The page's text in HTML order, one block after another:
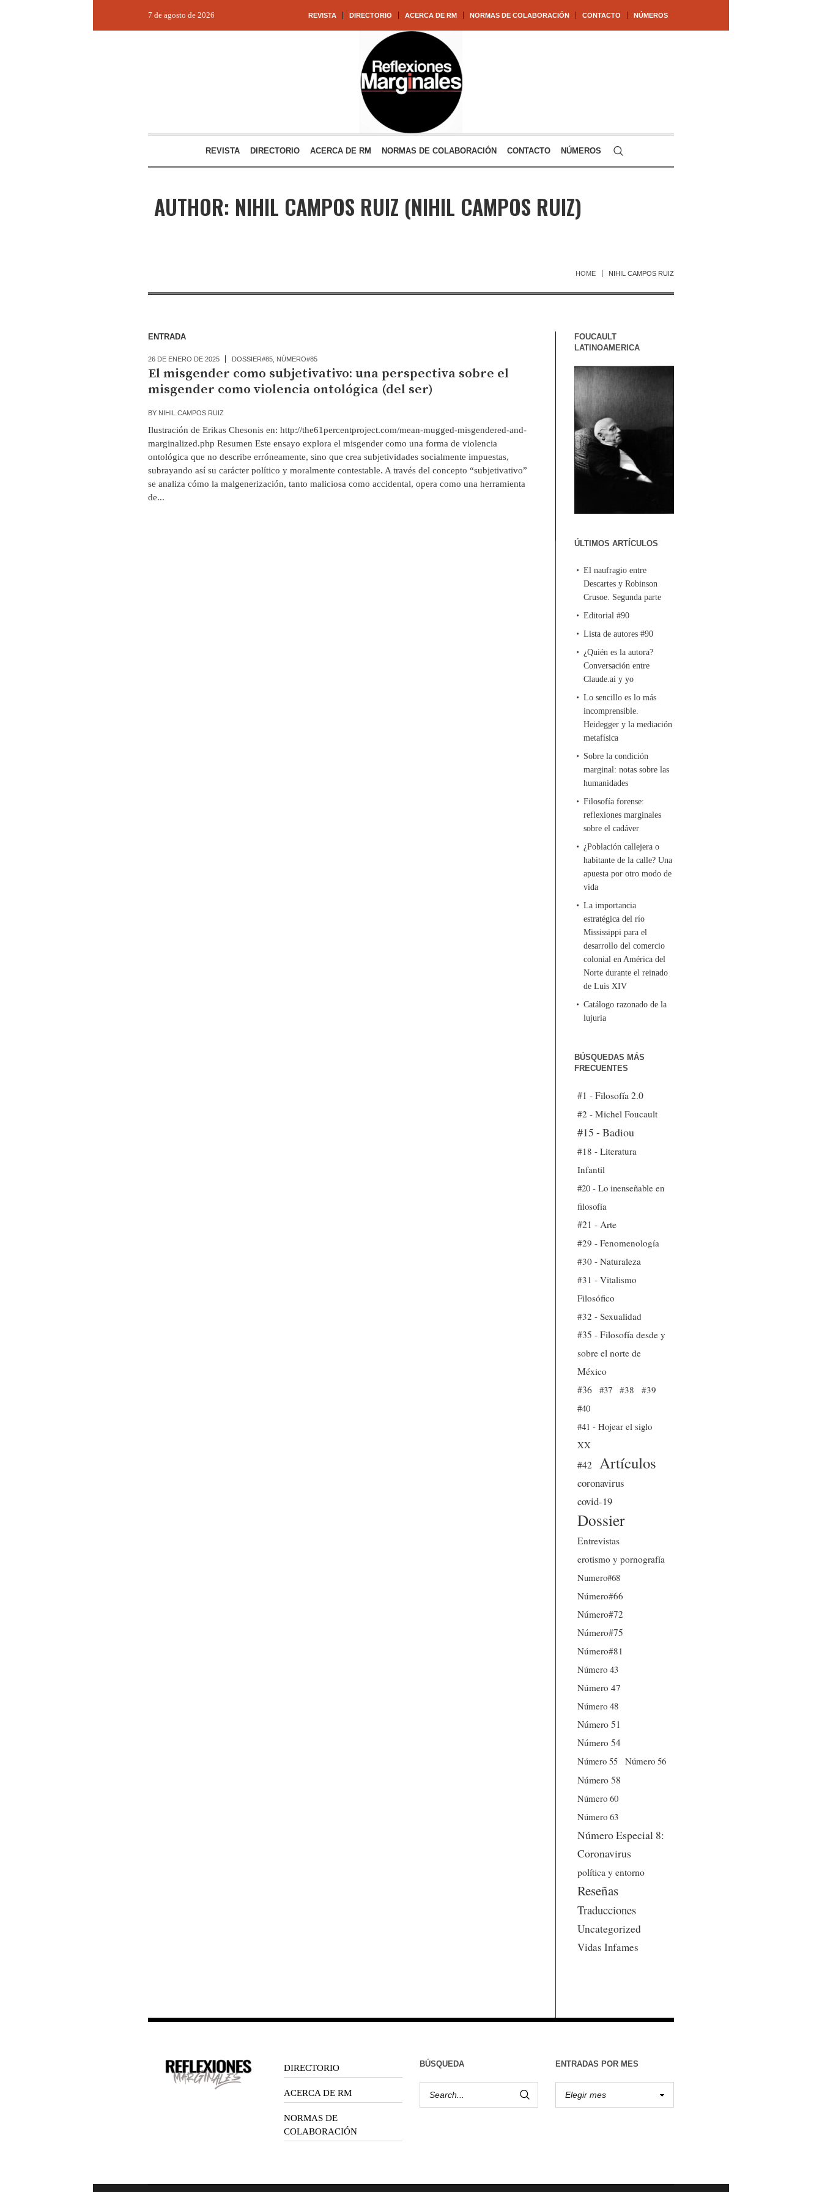
REVISTA DIRECTORIO ACERCA DE RM NORMAS DE COLABORACIÓN CONTACTO NÚMEROS
7 de agosto de 2026
REVISTA DIRECTORIO ACERCA DE RM NORMAS DE COLABORACIÓN CONTACTO NÚMEROS
AUTHOR: NIHIL CAMPOS RUIZ (NIHIL CAMPOS RUIZ)
HOME NIHIL CAMPOS RUIZ
ENTRADA
26 DE ENERO DE 2025 DOSSIER#85 NÚMERO#85
El misgender como subjetivativo: una perspectiva sobre el
misgender como violencia ontológica (del ser)
BY NIHIL CAMPOS RUIZ
Ilustración de Erikas Chesonis en: http://the61percentproject.com/mean-mugged-misgendered-and-
marginalized.php Resumen Este ensayo explora el misgender como una forma de violencia
ontológica que no describe erróneamente, sino que crea subjetividades socialmente impuestas,
subrayando así su carácter político y moralmente contestable. A través del concepto “subjetivativo”
se analiza cómo la malgenerización, tanto maliciosa como accidental, opera como una herramienta
de...
FOUCAULT
LATINOAMERICA
ÚLTIMOS ARTÍCULOS
El naufragio entre
Descartes y Robinson
Crusoe. Segunda parte
Editorial #90
Lista de autores #90
¿Quién es la autora?
Conversación entre
Claude.ai y yo
Lo sencillo es lo más
incomprensible.
Heidegger y la mediación
metafísica
Sobre la condición
marginal: notas sobre las
humanidades
Filosofía forense:
reflexiones marginales
sobre el cadáver
¿Población callejera o
habitante de la calle? Una
apuesta por otro modo de
vida
La importancia
estratégica del río
Mississippi para el
desarrollo del comercio
colonial en América del
Norte durante el reinado
de Luis XIV
Catálogo razonado de la
lujuria
BÚSQUEDAS MÁS
FRECUENTES
#1 - Filosofía 2.0
#2 - Michel Foucault
#15 - Badiou
#18 - Literatura
Infantil
#20 - Lo inenseñable en
filosofía
#21 - Arte
#29 - Fenomenología
#30 - Naturaleza
#31 - Vitalismo
Filosófico
#32 - Sexualidad
#35 - Filosofía desde y
sobre el norte de
México
#36
#37 #38
#39
#40
#41 - Hojear el siglo
XX
#42
Artículos
coronavirus
covid-19
Dossier
Entrevistas
erotismo y pornografía
Numero#68
Número#66
Número#72
Número#75
Número#81
Número 43
Número 47
Número 48
Número 51
Número 54
Número 55
Número 56
Número 58
Número 60
Número 63
Número Especial 8:
Coronavirus
política y entorno
Reseñas
Traducciones
Uncategorized
Vidas Infames
DIRECTORIO
ACERCA DE RM
NORMAS DE
COLABORACIÓN
BÚSQUEDA ENTRADAS POR MES